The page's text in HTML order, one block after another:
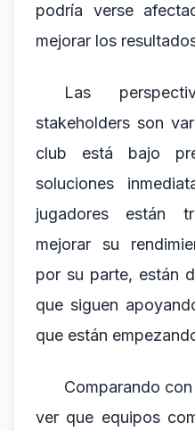
podría verse
mejorar los
Las
stakeholders son
club está bajo
soluciones
jugadores están
mejorar su
por su parte, están
que siguen
que están
Comparando
ver que equipos